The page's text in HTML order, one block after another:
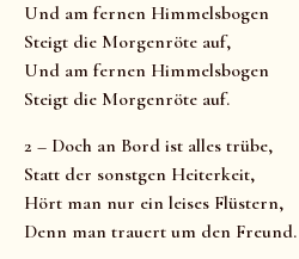
Und am fernen Himmelsbogen
Steigt die Morgenröte auf,
Und am fernen Himmelsbogen
Steigt die Morgenröte auf.
2 – Doch an Bord ist alles trübe,
Statt der sonstgen Heiterkeit,
Hört man nur ein leises Flüstern,
Denn man trauert um den Freund.